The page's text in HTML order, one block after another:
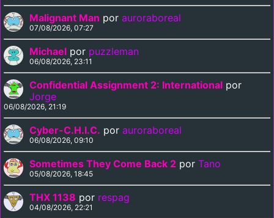
Malignant Man por auroraboreal
07/08/2026, 07:27
Michael por puzzleman
06/08/2026, 23:11
Confidential Assignment 2: International por
Jorge
06/08/2026, 21:19
Cyber-C.H.I.C. por auroraboreal
06/08/2026, 09:10
Sometimes They Come Back 2 por Tano
05/08/2026, 18:45
THX 1138 por respag
04/08/2026, 22:21